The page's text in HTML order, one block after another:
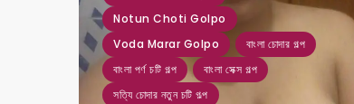
Notun Choti Golpo
Voda Marar Golpo বাংলা চোদার গল্প
বাংলা পর্ণ চটি গল্প বাংলা সেক্স গল্প
সত্যি চোদার নতুন চটি গল্প